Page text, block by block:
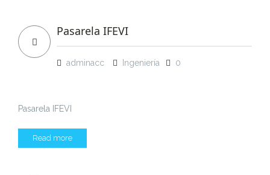
Pasarela IFEVI
adminacc Ingeniería 0
Pasarela IFEVI
Read more